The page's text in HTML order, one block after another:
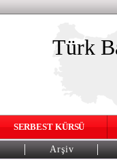
Türk
SERBEST KÜRSÜ
Arşiv